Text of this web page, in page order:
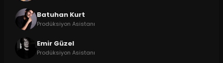
Batuhan Kurt
Prodüksiyon Asistanı
Emir Güzel
Prodüksiyon Asistanı